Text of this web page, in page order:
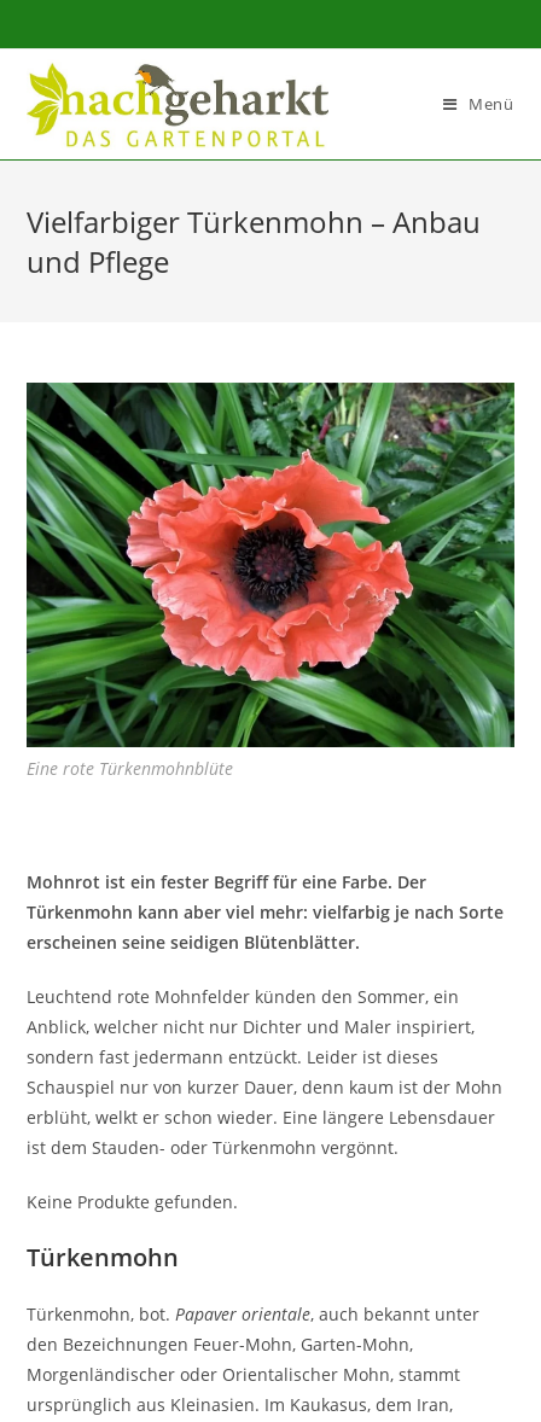
Sidebar-
Inhalt
Menü
Vielfarbiger Türkenmohn – Anbau
und Pflege
Eine rote Türkenmohnblüte
Mohnrot ist ein fester Begriff für eine Farbe. Der
Türkenmohn kann aber viel mehr: vielfarbig je nach Sorte
erscheinen seine seidigen Blütenblätter.
Leuchtend rote Mohnfelder künden den Sommer, ein
Anblick, welcher nicht nur Dichter und Maler inspiriert,
sondern fast jedermann entzückt. Leider ist dieses
Schauspiel nur von kurzer Dauer, denn kaum ist der Mohn
erblüht, welkt er schon wieder. Eine längere Lebensdauer
ist dem Stauden- oder Türkenmohn vergönnt.
Keine Produkte gefunden.
Türkenmohn
Türkenmohn, bot.Papaver orientale, auch bekannt unter
den Bezeichnungen Feuer-Mohn, Garten-Mohn,
Morgenländischer oder Orientalischer Mohn, stammt
ursprünglich aus Kleinasien. Im Kaukasus, dem Iran,